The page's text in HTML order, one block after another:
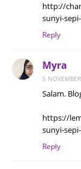
http://
sunyi-
Reply
Myra
5
Salam.
https://
sunyi-
Reply